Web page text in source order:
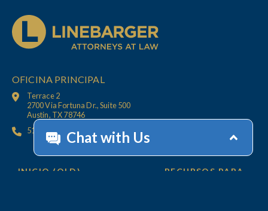
OFICINA PRINCIPAL
Terrace 2
2700 Via Fortuna Dr., Suite 500
Austin, TX 78746
512.447.6675
INICIO (OLD)
RECURSOS PARA